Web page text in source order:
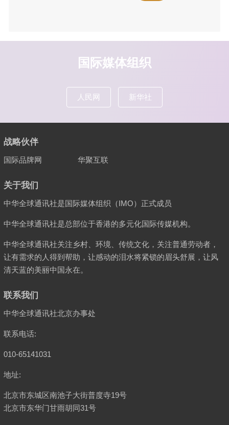
国际媒体组织
人民网 新华社
战略伙伴
国际品牌网 华聚互联
关于我们
中华全球通讯社是国际媒体组织（IMO）正式成员
中华全球通讯社是总部位于香港的多元化国际传媒机构。
中华全球通讯社关注乡村、环境、传统文化，关注普通劳动者，
让有需求的人得到帮助，让感动的泪水将紧锁的眉头舒展，让风
清天蓝的美丽中国永在。
联系我们
中华全球通讯社北京办事处
联系电话:
010-65141031
地址:
北京市东城区南池子大街普度寺19号
北京市东华门甘雨胡同31号